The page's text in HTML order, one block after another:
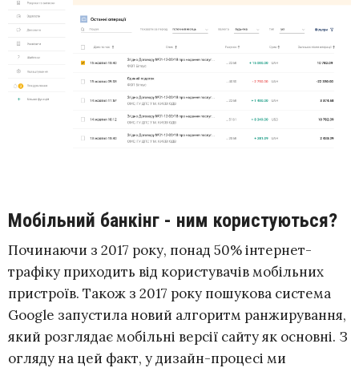
Мобільний банкінг - ним користуються?
Починаючи з 2017 року, понад 50% інтернет-
трафіку приходить від користувачів мобільних
пристроїв. Також з 2017 року пошукова система
Google запустила новий алгоритм ранжирування,
який розглядає мобільні версії сайту як основні. З
огляду на цей факт, у дизайн-процесі ми